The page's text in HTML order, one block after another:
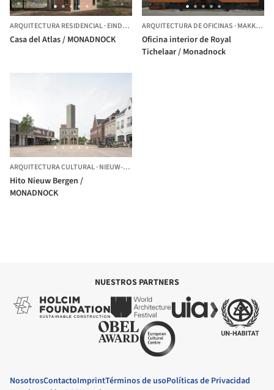
ARQUITECTURA RESIDENCIAL·EINDHOVEN, PAÍSES BAJOS
Casa del Atlas / MONADNOCK
ARQUITECTURA DE OFICINAS ·MAKKUM,
Oficina interior de Royal
Tichelaar / Monadnock
ARQUITECTURA CULTURAL·NIEUW-BERGEN,
Hito Nieuw Bergen /
MONADNOCK